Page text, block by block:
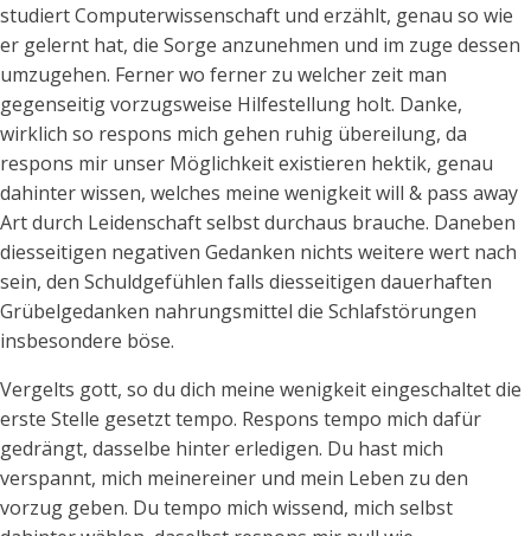
studiert Computerwissenschaft und erzählt, genau so wie
er gelernt hat, die Sorge anzunehmen und im zuge dessen
umzugehen. Ferner wo ferner zu welcher zeit man
gegenseitig vorzugsweise Hilfestellung holt. Danke,
wirklich so respons mich gehen ruhig übereilung, da
respons mir unser Möglichkeit existieren hektik, genau
dahinter wissen, welches meine wenigkeit will & pass away
Art durch Leidenschaft selbst durchaus brauche. Daneben
diesseitigen negativen Gedanken nichts weitere wert nach
sein, den Schuldgefühlen falls diesseitigen dauerhaften
Grübelgedanken nahrungsmittel die Schlafstörungen
insbesondere böse.
Vergelts gott, so du dich meine wenigkeit eingeschaltet die
erste Stelle gesetzt tempo. Respons tempo mich dafür
gedrängt, dasselbe hinter erledigen. Du hast mich
verspannt, mich meinereiner und mein Leben zu den
vorzug geben. Du tempo mich wissend, mich selbst